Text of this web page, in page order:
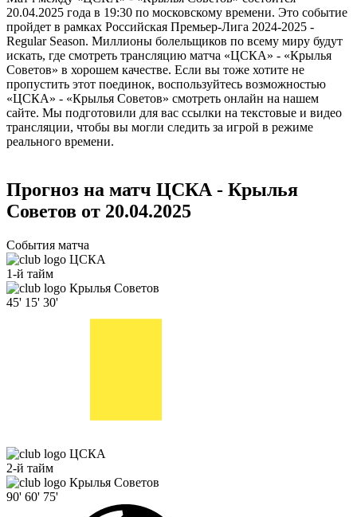
20.04.2025 года в 19:30 по московскому времени. Это событие
пройдет в рамках Российская Премьер-Лига 2024-2025 -
Regular Season. Миллионы болельщиков по всему миру будут
искать, где смотреть трансляцию матча «ЦСКА» - «Крылья
Советов» в хорошем качестве. Если вы тоже хотите не
пропустить этот поединок, воспользуйтесь возможностью
«ЦСКА» - «Крылья Советов» смотреть онлайн на нашем
сайте. Мы подготовили для вас ссылки на текстовые и видео
трансляции, чтобы вы могли следить за игрой в режиме
реального времени.
Прогноз на матч ЦСКА - Крылья
Советов от 20.04.2025
События матча
ЦСКА
1-й тайм
Крылья Советов
45' 15' 30'
ЦСКА
2-й тайм
Крылья Советов
90' 60' 75'